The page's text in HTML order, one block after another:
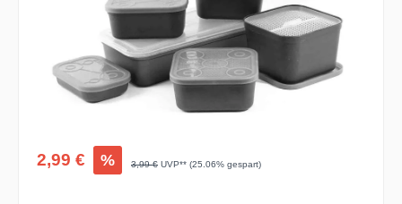
Verkaufspreis:
2,99 € % Regulärer Preis:
3,99 € UVP** (25.06% gespart)